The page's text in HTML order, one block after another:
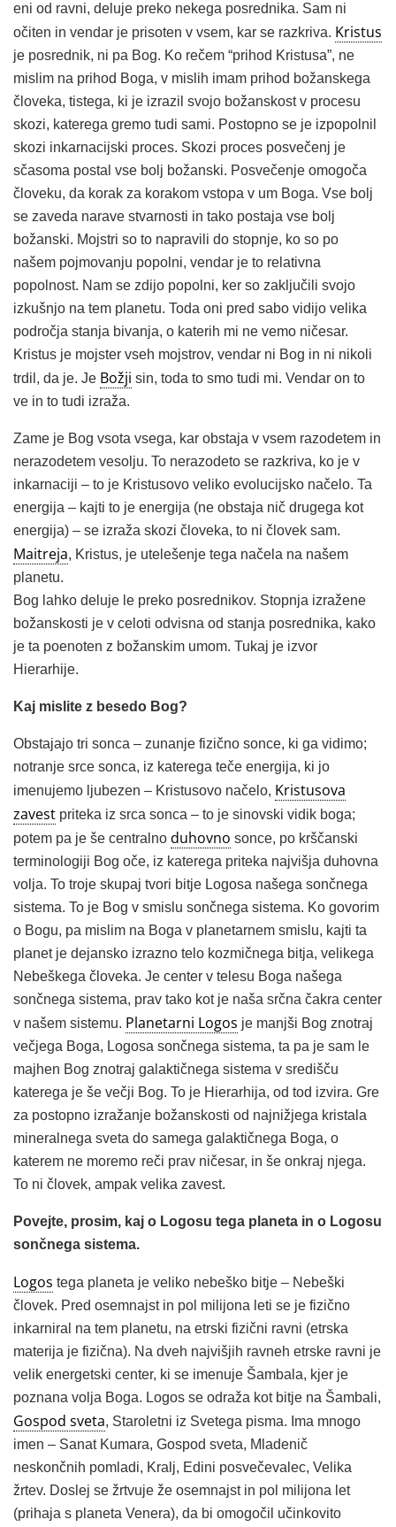
eni od ravni, deluje preko nekega posrednika. Sam ni
očiten in vendar je prisoten v vsem, kar se razkriva. Kristus
je posrednik, ni pa Bog. Ko rečem “prihod Kristusa”, ne
mislim na prihod Boga, v mislih imam prihod božanskega
človeka, tistega, ki je izrazil svojo božanskost v procesu
skozi, katerega gremo tudi sami. Postopno se je izpopolnil
skozi inkarnacijski proces. Skozi proces posvečenj je
sčasoma postal vse bolj božanski. Posvečenje omogoča
človeku, da korak za korakom vstopa v um Boga. Vse bolj
se zaveda narave stvarnosti in tako postaja vse bolj
božanski. Mojstri so to napravili do stopnje, ko so po
našem pojmovanju popolni, vendar je to relativna
popolnost. Nam se zdijo popolni, ker so zaključili svojo
izkušnjo na tem planetu. Toda oni pred sabo vidijo velika
področja stanja bivanja, o katerih mi ne vemo ničesar.
Kristus je mojster vseh mojstrov, vendar ni Bog in ni nikoli
trdil, da je. Je Božji sin, toda to smo tudi mi. Vendar on to
ve in to tudi izraža.
Zame je Bog vsota vsega, kar obstaja v vsem razodetem in
nerazodetem vesolju. To nerazodeto se razkriva, ko je v
inkarnaciji – to je Kristusovo veliko evolucijsko načelo. Ta
energija – kajti to je energija (ne obstaja nič drugega kot
energija) – se izraža skozi človeka, to ni človek sam.
Maitreja, Kristus, je utelešenje tega načela na našem
planetu.
Bog lahko deluje le preko posrednikov. Stopnja izražene
božanskosti je v celoti odvisna od stanja posrednika, kako
je ta poenoten z božanskim umom. Tukaj je izvor
Hierarhije.
Kaj mislite z besedo Bog?
Obstajajo tri sonca – zunanje fizično sonce, ki ga vidimo;
notranje srce sonca, iz katerega teče energija, ki jo
imenujemo ljubezen – Kristusovo načelo, Kristusova
zavest priteka iz srca sonca – to je sinovski vidik boga;
potem pa je še centralno duhovno sonce, po krščanski
terminologiji Bog oče, iz katerega priteka najvišja duhovna
volja. To troje skupaj tvori bitje Logosa našega sončnega
sistema. To je Bog v smislu sončnega sistema. Ko govorim
o Bogu, pa mislim na Boga v planetarnem smislu, kajti ta
planet je dejansko izrazno telo kozmičnega bitja, velikega
Nebeškega človeka. Je center v telesu Boga našega
sončnega sistema, prav tako kot je naša srčna čakra center
v našem sistemu. Planetarni Logos je manjši Bog znotraj
večjega Boga, Logosa sončnega sistema, ta pa je sam le
majhen Bog znotraj galaktičnega sistema v središču
katerega je še večji Bog. To je Hierarhija, od tod izvira. Gre
za postopno izražanje božanskosti od najnižjega kristala
mineralnega sveta do samega galaktičnega Boga, o
katerem ne moremo reči prav ničesar, in še onkraj njega.
To ni človek, ampak velika zavest.
Povejte, prosim, kaj o Logosu tega planeta in o Logosu
sončnega sistema.
Logos tega planeta je veliko nebeško bitje – Nebeški
človek. Pred osemnajst in pol milijona leti se je fizično
inkarniral na tem planetu, na etrski fizični ravni (etrska
materija je fizična). Na dveh najvišjih ravneh etrske ravni je
velik energetski center, ki se imenuje Šambala, kjer je
poznana volja Boga. Logos se odraža kot bitje na Šambali,
Gospod sveta, Staroletni iz Svetega pisma. Ima mnogo
imen – Sanat Kumara, Gospod sveta, Mladenič
neskončnih pomladi, Kralj, Edini posvečevalec, Velika
žrtev. Doslej se žrtvuje že osemnajst in pol milijona let
(prihaja s planeta Venera), da bi omogočil učinkovito